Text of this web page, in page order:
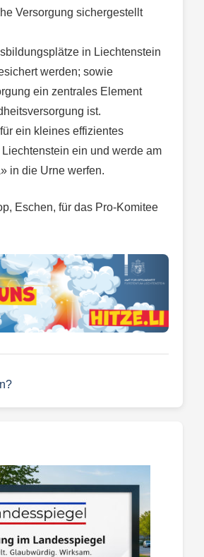
Versorgung sichergestellt
in Liechtenstein
werden; sowie
ein zentrales Element
ist.
ein kleines effizientes
ein und werde am
in die Urne werfen.
Eschen, für das Pro-Komitee